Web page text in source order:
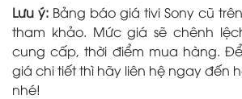
Lưu ý: Bảng báo giá tivi Sony cũ
tham khảo. Mức giá sẽ chênh
cung cấp, thời điểm mua hàng.
giá chi tiết thì hãy liên hệ ngay đến
nhé!